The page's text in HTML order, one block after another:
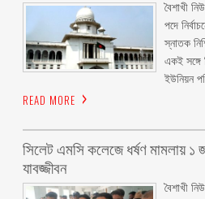
বৈশাখী
পদে
স্নাতক
একই সঙ্গে
ইউনিয়ন
READ MORE
সিলেট এমসি কলেজে ধর্ষণ মামলায় ১
যাবজ্জীবন
বৈশাখী